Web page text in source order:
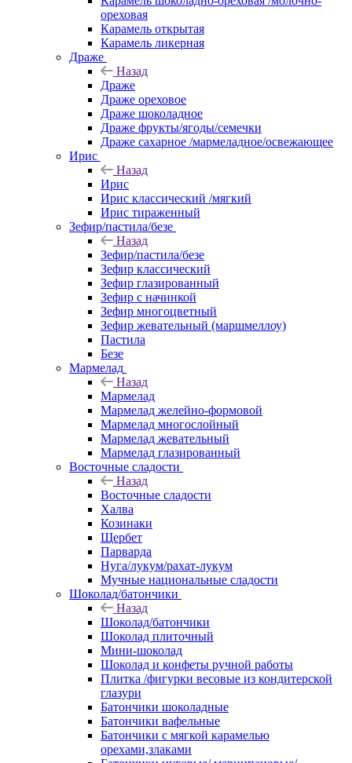
ореховая
Карамель открытая
Карамель ликерная
Драже
Назад
Драже
Драже ореховое
Драже шоколадное
Драже фрукты/ягоды/семечки
Драже сахарное /мармеладное/освежающее
Ирис
Назад
Ирис
Ирис классический /мягкий
Ирис тираженный
Зефир/пастила/безе
Назад
Зефир/пастила/безе
Зефир классический
Зефир глазированный
Зефир с начинкой
Зефир многоцветный
Зефир жевательный (маршмеллоу)
Пастила
Безе
Мармелад
Назад
Мармелад
Мармелад желейно-формовой
Мармелад многослойный
Мармелад жевательный
Мармелад глазированный
Восточные сладости
Назад
Восточные сладости
Халва
Козинаки
Щербет
Парварда
Нуга/лукум/рахат-лукум
Мучные национальные сладости
Шоколад/батончики
Назад
Шоколад/батончики
Шоколад плиточный
Мини-шоколад
Шоколад и конфеты ручной работы
Плитка /фигурки весовые из кондитерской
глазури
Батончики шоколадные
Батончики вафельные
Батончики с мягкой карамелью
орехами,злаками